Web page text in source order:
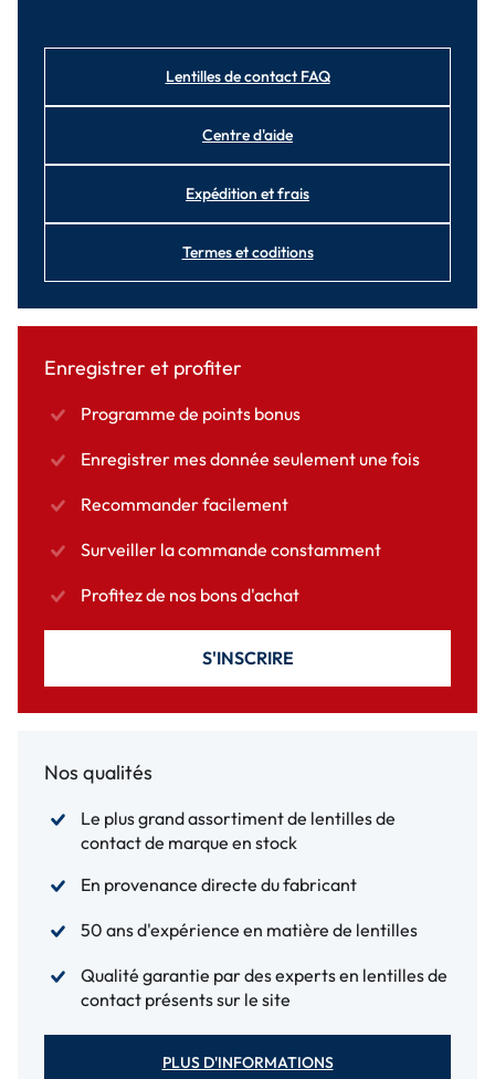
Lentilles de contact FAQ
Centre d'aide
Expédition et frais
Termes et coditions
Enregistrer et profiter
Programme de points bonus
Enregistrer mes donnée seulement une fois
Recommander facilement
Surveiller la commande constamment
Profitez de nos bons d'achat
S'INSCRIRE
Nos qualités
Le plus grand assortiment de lentilles de
contact de marque en stock
En provenance directe du fabricant
50 ans d'expérience en matière de lentilles
Qualité garantie par des experts en lentilles de
contact présents sur le site
PLUS D'INFORMATIONS